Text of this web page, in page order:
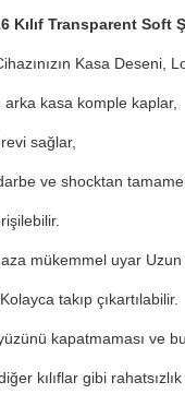
Kılıf Transparent Soft
Kasa Deseni,
kasa komple kaplar,
sağlar,
ve shocktan
mükemmel uyar Uzun
takıp çıkartılabilir.
kapatmaması ve
kılıflar gibi